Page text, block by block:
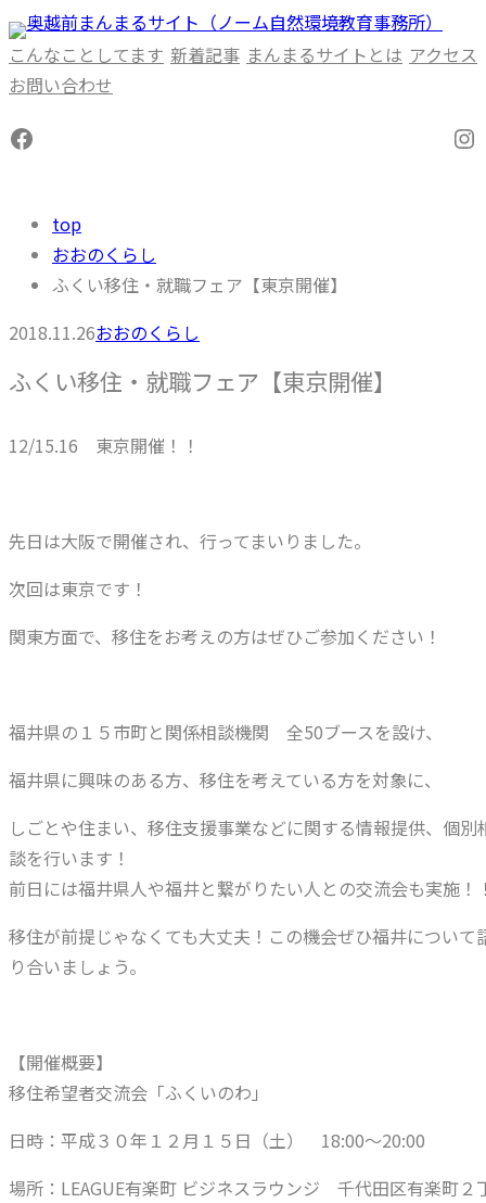
内
容
を
キ
こんなことしてます 新着記事 まんまるサイトとは アクセス
お問い合わせ
Facebook
top
おおのくらし
ふくい移住・就職フェア【東京開催】
2018.11.26おおのくらし
ふくい移住・就職フェア【東京開催】
12/15.16 東京開催！！
先日は大阪で開催され、行ってまいりました。
次回は東京です！
関東方面で、移住をお考えの方はぜひご参加ください！
福井県の１５市町と関係相談機関 全50ブースを設け、
福井県に興味のある方、移住を考えている方を対象に、
しごとや住まい、移住支援事業などに関する情報提供、個別
談を行います！
前日には福井県人や福井と繋がりたい人との交流会も実施！
移住が前提じゃなくても大丈夫！この機会ぜひ福井について
り合いましょう。
【開催概要】
移住希望者交流会「ふくいのわ」
日時：平成３０年１２月１５日（土） 18:00～20:00
場所：LEAGUE有楽町 ビジネスラウンジ 千代田区有楽町２